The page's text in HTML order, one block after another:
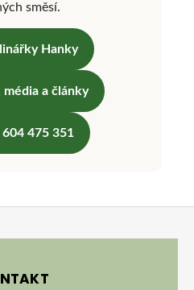
směsí.
Hanky
média a články
604 475 351